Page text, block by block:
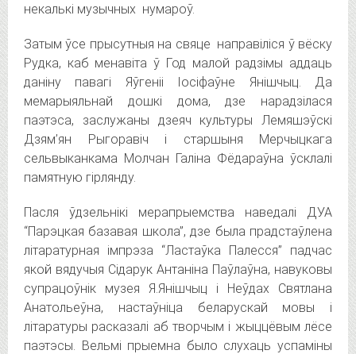
некалькі музычных нумароў.
Затым ўсе прысутныя на свяце направіліся ў вёску
Рудка, каб менавіта ў Год малой радзімы аддаць
даніну павагі Яўгеніі Іосіфаўне Янішчыц. Да
мемарыяльнай дошкі дома, дзе нарадзілася
паэтэса, заслужаны дзеяч культуры Лемяшэўскі
Дзям’ян Рыгоравіч і старшыня Мерчыцкага
сельвыканкама Молчан Галіна Фёдараўна ўсклалі
памятную гірлянду.
Пасля ўдзельнікі мерапрыемства наведалі ДУА
“Парэцкая базавая школа”, дзе была прадстаўлена
літаратурная імпрэза “Ластаўка Палесся” падчас
якой вядучыя Сідарук Антаніна Паўлаўна, навуковы
супрацоўнік музея Я.Янішчыц і Неўдах Святлана
Анатольеўна, настаўніца беларускай мовы і
літаратуры расказалі аб творчым і жыццёвым лёсе
паэтэсы. Вельмі прыемна было слухаць успаміны